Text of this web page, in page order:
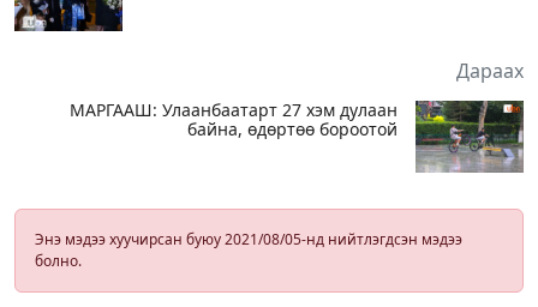
Дараах
МАРГААШ: Улаанбаатарт 27 хэм дулаан
байна, өдөртөө бороотой
Энэ мэдээ хуучирсан буюу 2021/08/05-нд нийтлэгдсэн мэдээ
болно.